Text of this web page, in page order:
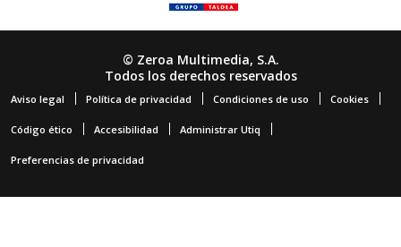
© Zeroa Multimedia, S.A.
Todos los derechos reservados
Aviso legal Política de privacidad Condiciones de uso Cookies
Código ético Accesibilidad Administrar Utiq
Preferencias de privacidad